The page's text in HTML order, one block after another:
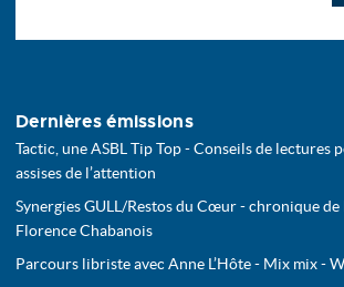
Dernières émissions
Tactic, une ASBL Tip Top - Conseils de lectures
assises de l’attention
Synergies GULL/Restos du Cœur - chronique
Florence Chabanois
Parcours libriste avec Anne L’Hôte - Mix mix -